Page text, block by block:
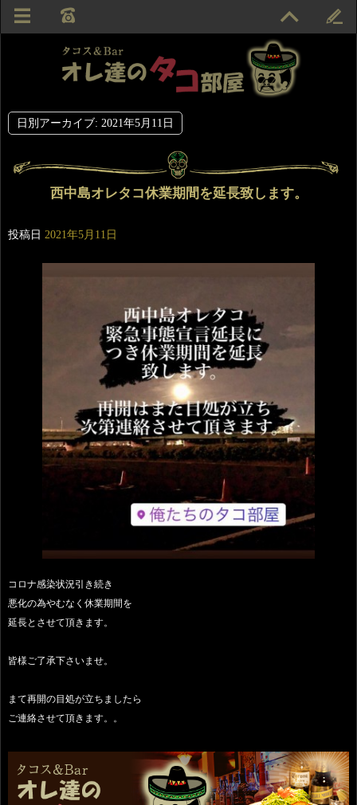
日別アーカイブ: 2021年5月11日
西中島オレタコ休業期間を延長致します。
投稿日 2021年5月11日
コロナ感染状況引き続き
悪化の為やむなく休業期間を
延長とさせて頂きます。
皆様ご了承下さいませ。
まて再開の目処が立ちましたら
ご連絡させて頂きます。。